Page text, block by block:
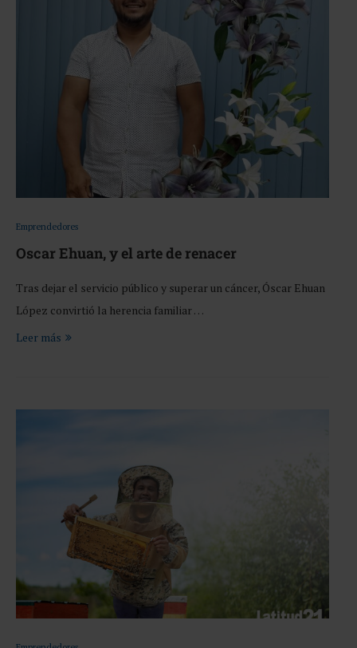
Emprendedores
Oscar Ehuan, y el arte de renacer
Tras dejar el servicio público y superar un cáncer, Óscar Ehuan
López convirtió la herencia familiar …
Leer más